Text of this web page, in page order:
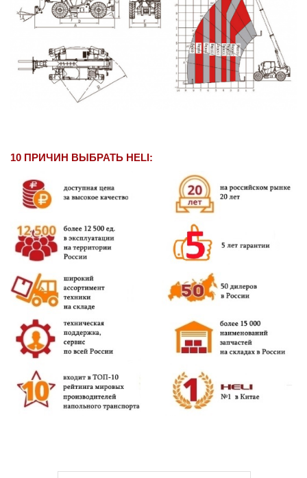
10 ПРИЧИН ВЫБРАТЬ HELI: